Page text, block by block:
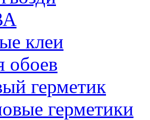
клеи
обоев
герметик
герметики